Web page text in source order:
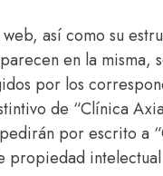
así como su
en la
por los
de “Clínica
por escrito
propiedad